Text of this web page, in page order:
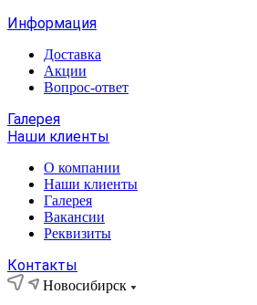
Информация
Доставка
Акции
Вопрос-ответ
Галерея
Наши клиенты
О компании
Наши клиенты
Галерея
Вакансии
Реквизиты
Контакты
Новосибирск